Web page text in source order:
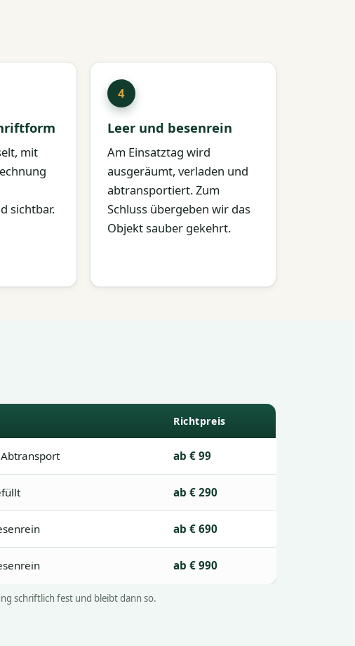
mit
sichtbar.
Leer und besenrein
Am Einsatztag wird
ausgeräumt, verladen und
abtransportiert. Zum
Schluss übergeben wir das
Objekt sauber gekehrt.
Richtpreis
Abtransport ab € 99
ab € 290
ab € 690
ab € 990
schriftlich fest und bleibt dann so.